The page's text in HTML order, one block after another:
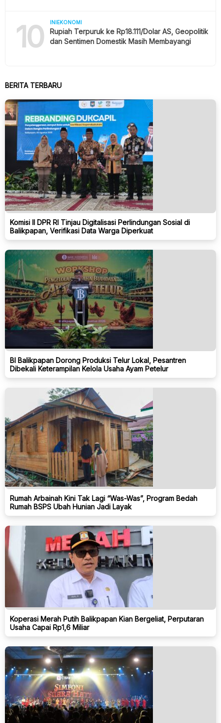
10 INIEKONOMI
Rupiah Terpuruk ke Rp18.111/Dolar AS, Geopolitik
dan Sentimen Domestik Masih Membayangi
BERITA TERBARU
Komisi II DPR RI Tinjau Digitalisasi Perlindungan Sosial di
Balikpapan, Verifikasi Data Warga Diperkuat
BI Balikpapan Dorong Produksi Telur Lokal, Pesantren
Dibekali Keterampilan Kelola Usaha Ayam Petelur
Rumah Arbainah Kini Tak Lagi “Was-Was”, Program Bedah
Rumah BSPS Ubah Hunian Jadi Layak
Koperasi Merah Putih Balikpapan Kian Bergeliat, Perputaran
Usaha Capai Rp1,6 Miliar